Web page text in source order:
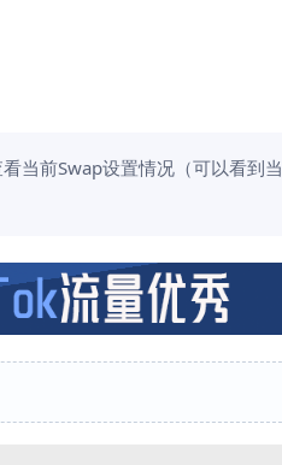
当前Swap设置情况（可以看到当